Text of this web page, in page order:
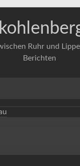
Ruhr und
Berichten